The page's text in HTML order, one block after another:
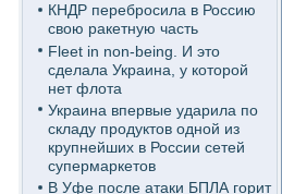
КНДР перебросила в Россию
свою ракетную часть
Fleet in non-being. И это
сделала Украина, у которой
нет флота
Украина впервые ударила по
складу продуктов одной из
крупнейших в России сетей
супермаркетов
В Уфе после атаки БПЛА горит